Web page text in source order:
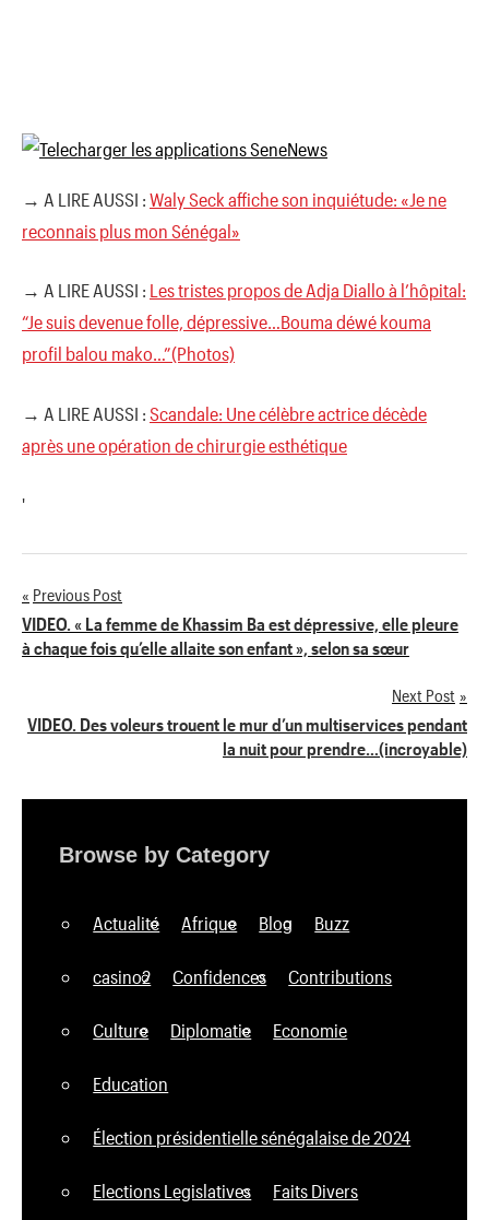
→ A LIRE AUSSI : Waly Seck affiche son inquiétude: «Je ne
reconnais plus mon Sénégal»
→ A LIRE AUSSI : Les tristes propos de Adja Diallo à l’hôpital:
“Je suis devenue folle, dépressive…Bouma déwé kouma
profil balou mako…”(Photos)
→ A LIRE AUSSI : Scandale: Une célèbre actrice décède
après une opération de chirurgie esthétique
'
Navigation
de
Previous Post
VIDEO. « La femme de Khassim Ba est dépressive, elle pleure
à chaque fois qu’elle allaite son enfant », selon sa sœur
Next Post
VIDEO. Des voleurs trouent le mur d’un multiservices pendant
la nuit pour prendre…(incroyable)
Browse by Category
Actualité Afrique Blog Buzz
casino2 Confidences Contributions
Culture Diplomatie Economie
Education
Élection présidentielle sénégalaise de 2024
Elections Legislatives Faits Divers